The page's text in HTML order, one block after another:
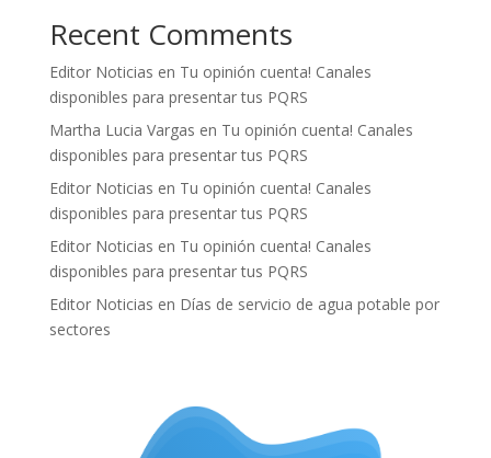
Recent Comments
Editor Noticias en Tu opinión cuenta! Canales
disponibles para presentar tus PQRS
Martha Lucia Vargas en Tu opinión cuenta! Canales
disponibles para presentar tus PQRS
Editor Noticias en Tu opinión cuenta! Canales
disponibles para presentar tus PQRS
Editor Noticias en Tu opinión cuenta! Canales
disponibles para presentar tus PQRS
Editor Noticias en Días de servicio de agua potable por
sectores